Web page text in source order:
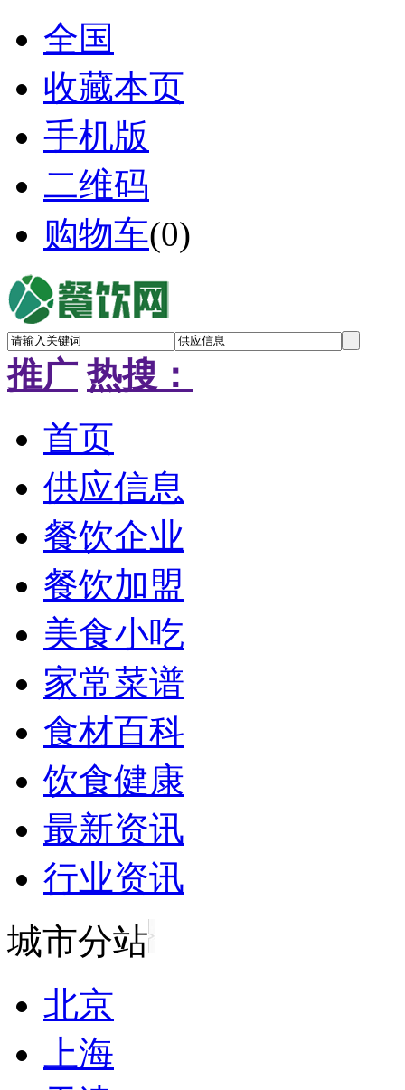
全国
收藏本页
手机版
二维码
购物车(0)
推广 热搜：
首页
供应信息
餐饮企业
餐饮加盟
美食小吃
家常菜谱
食材百科
饮食健康
最新资讯
行业资讯
城市分站
北京
上海